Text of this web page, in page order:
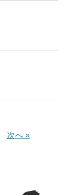
次へ »